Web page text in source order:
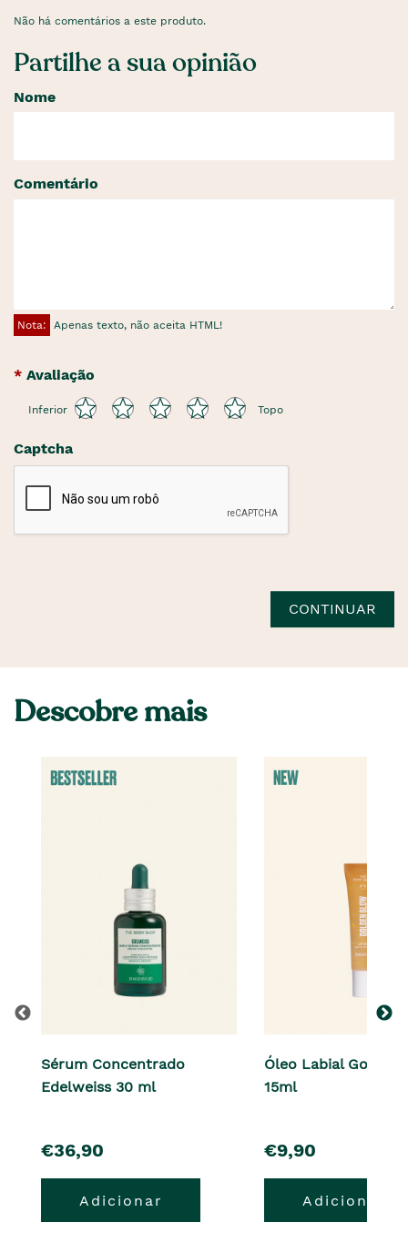
Não há comentários a este produto.
Partilhe a sua opinião
Nome
Comentário
Nota: Apenas texto, não aceita HTML!
Avaliação
Inferior Topo
Captcha
CONTINUAR
Descobre mais
Sérum Concentrado
Edelweiss 30 ml
pre�o
€36,90
Adicionar
Óleo Labial Golden
15ml
pre�o
€9,90
Adicionar